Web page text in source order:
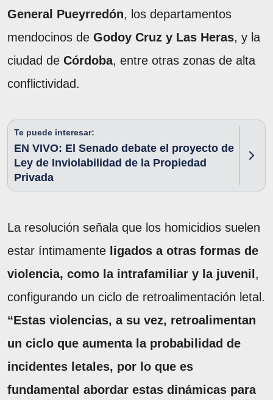
General Pueyrredón, los departamentos
mendocinos de Godoy Cruz y Las Heras, y la
ciudad de Córdoba, entre otras zonas de alta
conflictividad.
Te puede interesar:
EN VIVO: El Senado debate el proyecto de
Ley de Inviolabilidad de la Propiedad
Privada
La resolución señala que los homicidios suelen
estar íntimamente ligados a otras formas de
violencia, como la intrafamiliar y la juvenil ,
configurando un ciclo de retroalimentación letal.
“Estas violencias, a su vez, retroalimentan
un ciclo que aumenta la probabilidad de
incidentes letales, por lo que es
fundamental abordar estas dinámicas para